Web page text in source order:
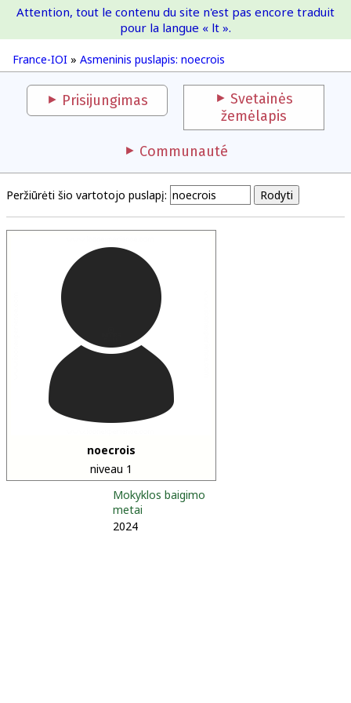
France-IOI
France-IOI » Asmeninis puslapis: noecrois
Attention, tout le contenu du site n'est pas encore traduit
pour la langue « lt ».
Prisijungimas
Svetainės
žemėlapis
Communauté
Peržiūrėti šio vartotojo puslapį:
noecrois
niveau 1
Mokyklos baigimo
metai
2024